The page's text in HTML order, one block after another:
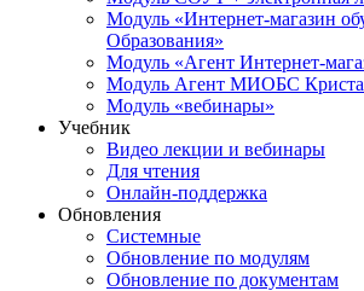
Модуль «Интернет-магазин
Образования»
Модуль «Агент Интернет-
Модуль Агент МИОБС
Модуль «вебинары»
Учебник
Видео лекции и вебинары
Для чтения
Онлайн-поддержка
Обновления
Системные
Обновление по модулям
Обновление по документам